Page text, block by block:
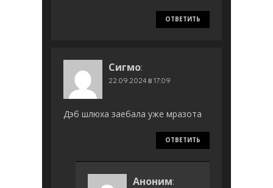
ОТВЕТИТЬ
Сигмо:
22.09.2024 в 17:09
Дэб шлюха заебала уже мразота
ОТВЕТИТЬ
Аноним: